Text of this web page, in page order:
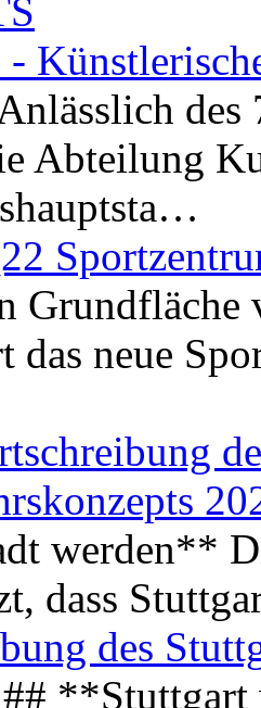
Abteilung
Grundfläche
das neue
werden**
dass
des
**Stuttgart